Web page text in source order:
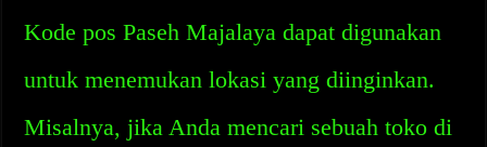
Kode pos Paseh Majalaya dapat digunakan
untuk menemukan lokasi yang diinginkan.
Misalnya, jika Anda mencari sebuah toko di